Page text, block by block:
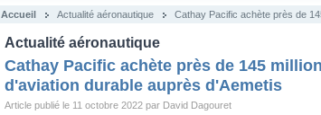
Accueil
Actualité aéronautique Cathay Pacific achète près de
Actualité aéronautique
Cathay Pacific achète près de 145
d'aviation durable auprès d'Aemetis
Article publié le 11 octobre 2022 par David Dagouret